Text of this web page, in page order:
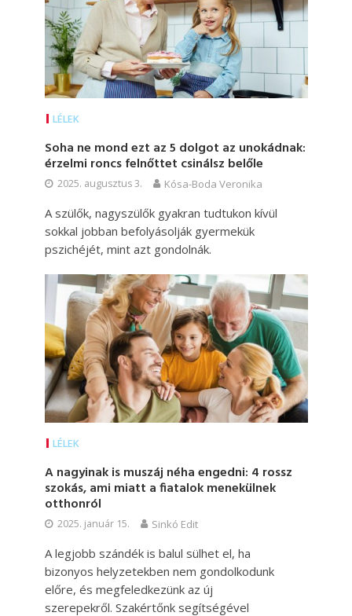
LÉLEK
Soha ne mond ezt az 5 dolgot az unokádnak:
érzelmi roncs felnőttet csinálsz belőle
2025. augusztus 3. Kósa-Boda Veronika
A szülők, nagyszülők gyakran tudtukon kívül
sokkal jobban befolyásolják gyermekük
pszichéjét, mint azt gondolnák.
LÉLEK
A nagyinak is muszáj néha engedni: 4 rossz
szokás, ami miatt a fiatalok menekülnek
otthonról
2025. január 15. Sinkó Edit
A legjobb szándék is balul sülhet el, ha
bizonyos helyzetekben nem gondolkodunk
előre, és megfeledkezünk az új
szerepekről. Szakértőnk segítségével